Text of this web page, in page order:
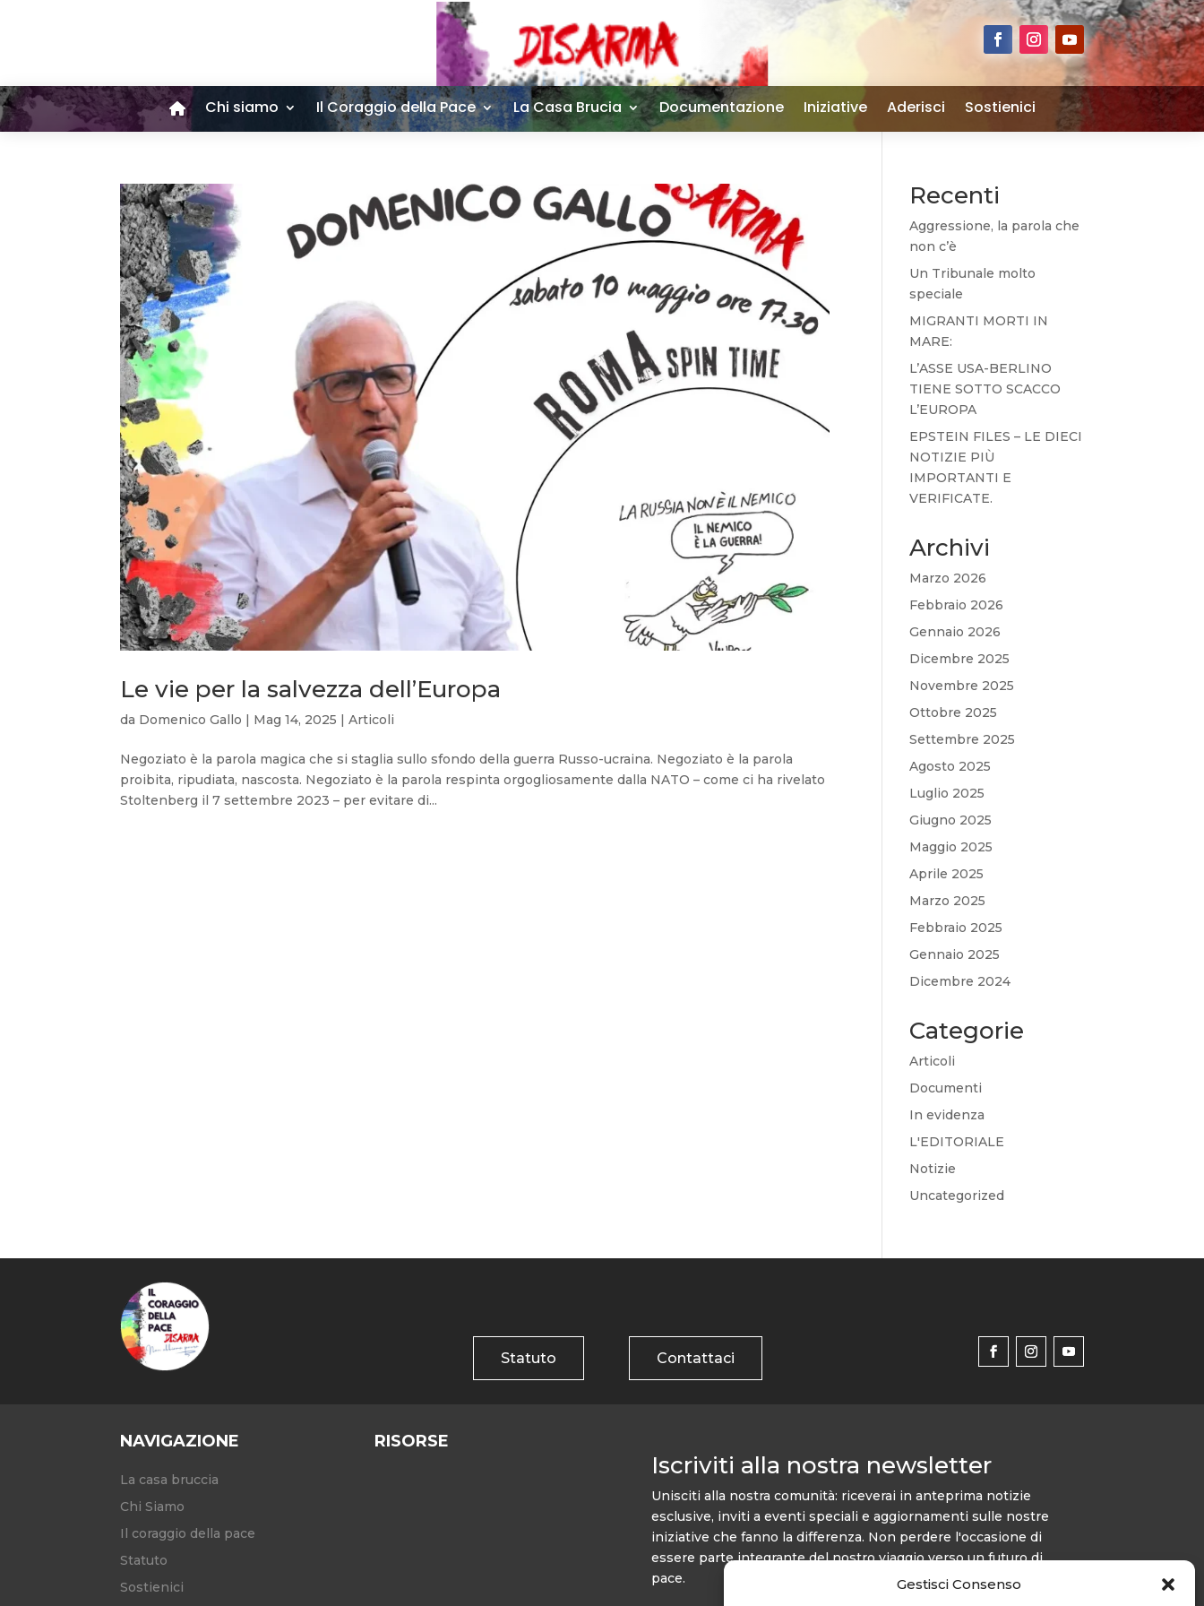
Gestisci Consenso
Chi siamo Il Coraggio della Pace La Casa Brucia Documentazione Iniziative Aderisci Sostienici
Le vie per la salvezza dell’Europa
da Domenico Gallo Mag 14, 2025 |Articoli
Negoziato è la parola magica che si staglia sullo sfondo della guerra Russo-ucraina. Negoziato è la parola
proibita, ripudiata, nascosta. Negoziato è la parola respinta orgogliosamente dalla NATO – come ci ha rivelato
Stoltenberg il 7 settembre 2023 – per evitare di...
Recenti
Aggressione, la parola che
non c’è
Un Tribunale molto
speciale
MIGRANTI MORTI IN
MARE:
L’ASSE USA-BERLINO
TIENE SOTTO SCACCO
L’EUROPA
EPSTEIN FILES – LE DIECI
NOTIZIE PIÙ
IMPORTANTI E
VERIFICATE.
Archivi
Marzo 2026
Febbraio 2026
Gennaio 2026
Dicembre 2025
Novembre 2025
Ottobre 2025
Settembre 2025
Agosto 2025
Luglio 2025
Giugno 2025
Maggio 2025
Aprile 2025
Marzo 2025
Febbraio 2025
Gennaio 2025
Dicembre 2024
Categorie
Articoli
Documenti
In evidenza
L'EDITORIALE
Notizie
Uncategorized
Statuto Contattaci
NAVIGAZIONE
La casa bruccia
Chi Siamo
Il coraggio della pace
Statuto
Sostienici
RISORSE
Iscriviti alla nostra newsletter
Unisciti alla nostra comunità: riceverai in anteprima notizie
esclusive, inviti a eventi speciali e aggiornamenti sulle nostre
iniziative che fanno la differenza. Non perdere l'occasione di
essere parte integrante del nostro viaggio verso un futuro di
pace.